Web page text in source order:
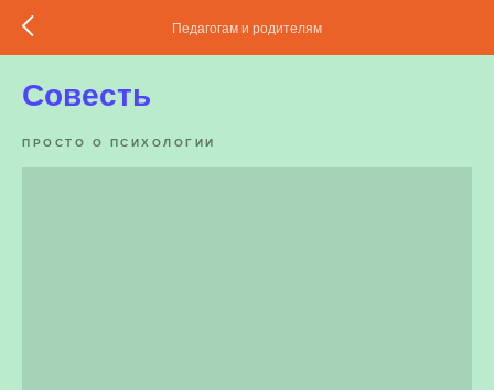
Педагогам и родителям
Совесть
ПРОСТО О ПСИХОЛОГИИ